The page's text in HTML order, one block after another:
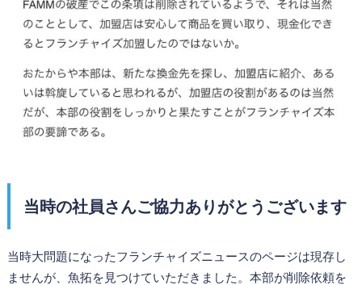
当時の社員さんご協力ありがとうございます
当時大問題になったフランチャイズニュースのページは現存し
ませんが、魚拓を見つけていただきました。本部が削除依頼を